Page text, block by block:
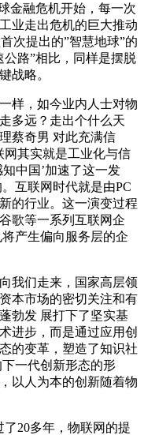
金融危机开始，每一次
业走出危机的巨大推动
次提出的”智慧地球”的
路”相比，同样是摆脱
战略。
样，如今业内人士对物
多远？走出个什么天
蔡奇男 对此充满信
网其实就是工业化与信
中国’加速了这一发
互联网时代就是由PC
的行业。这一演变过程
歌等一系列互联网企
产生偏向服务层的企
我们走来，国家高层领
本市场的密切关注和有
勃发 展打下了坚实基
进步，而是通过应用创
的变革，塑造了知识社
一代创新形态的形
以人为本的创新随着物
20多年，物联网的提